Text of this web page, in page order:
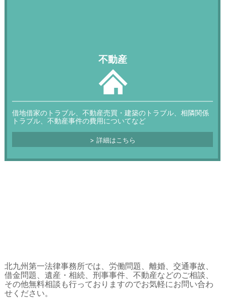
不動産
借地借家のトラブル、不動産売買・建築のトラブル、相隣関係
トラブル、不動産事件の費用についてなど
詳細はこちら
北九州第一法律事務所では、労働問題、離婚、交通事故、
借金問題、遺産・相続、刑事事件、不動産などのご相談、
その他無料相談も行っておりますのでお気軽にお問い合わ
せください。